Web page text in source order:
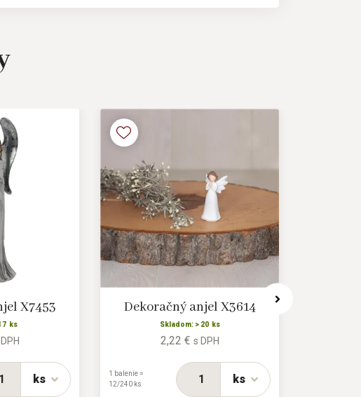
X7453
ks
ks
Dekoračný anjel X3614
Skladom: > 20 ks
2,22 € s DPH
ks
1 balenie =
12/240 ks